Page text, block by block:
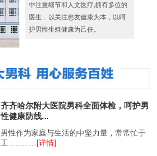
中注重细节和人文医疗,拥有多位的
医生，以关注患友健康为本，以呵
护男性生殖健康为己任。
齐齐哈尔附大医院男科全面体检，呵护男
性健康防线...
男性作为家庭与生活的中坚力量，常常忙于
工............ [详情]